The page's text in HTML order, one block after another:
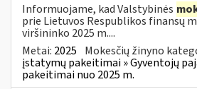
Informuojame, kad Valstybinės
prie Lietuvos Respublikos finansų
viršininko 2025 m....
Metai: 2025 Mokesčių žinyno
įstatymų pakeitimai » Gyventojų
pakeitimai nuo 2025 m.